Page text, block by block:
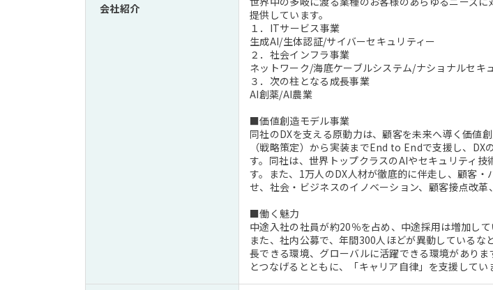
会社紹介
提供しています。
１．ITサービス事業
生成AI/生体認証/サイバーセキュリティー
２．社会インフラ事業
ネットワーク/海底ケーブルシステム/ナショナルセキ
３．次の柱となる成長事業
AI創薬/AI農業
■価値創造モデル事業
同社のDXを支える原動力は、顧客を未来へ導く価値
（戦略策定）から実装までEnd to Endで支援し、
す。同社は、世界トップクラスのAIやセキュリティ
す。また、1万人のDX人材が徹底的に伴走し、顧客
せ、社会・ビジネスのイノベーション、顧客接点改革
■働く魅力
中途入社の社員が約20％を占め、中途採用は増加して
また、社内公募で、年間300人ほどが異動している
長できる環境、グローバルに活躍できる環境があり
とつなげるとともに、「キャリア自律」を支援してい